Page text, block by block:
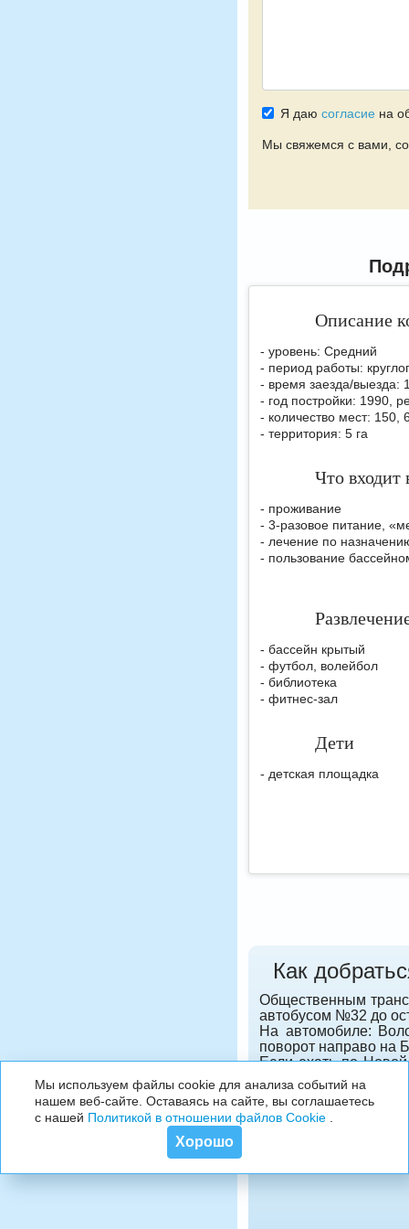
Я даю согласие на
Мы свяжемся с вами,
Описание
- уровень: Средний
- период работы:
- время заезда/выезда:
- год постройки: 1990,
- количество мест: 150,
- территория: 5 га
Что входит
- проживание
- 3-разовое питание,
- лечение по
- пользование
- бассейн крытый
- футбол, волейбол
- библиотека
- фитнес-зал
Дети
- детская площадка
Как
Общественным
автобусом №32 до
На автомобиле:
поворот направо на
Если ехать по
гидроузла им.
Мы используем файлы cookie для анализа событий на
нашем веб-сайте. Оставаясь на сайте, вы соглашаетесь
с нашей Политикой в отношении файлов Cookie.
Хорошо